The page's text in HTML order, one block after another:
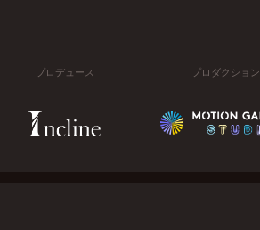
プロデュース プロダクション